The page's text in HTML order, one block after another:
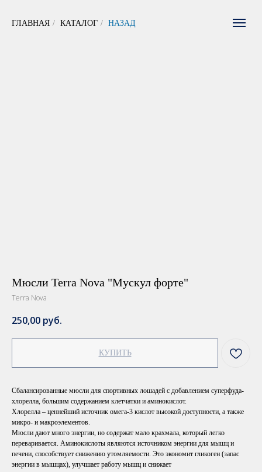
ГЛАВНАЯ / КАТАЛОГ / НАЗАД
Мюсли Terra Nova "Мускул форте"
Terra Nova
250,00 руб.
КУПИТЬ
Сбалансированные мюсли для спортивных лошадей с добавлением суперфуда-
хлорелла, большим содержанием клетчатки и аминокислот.
Хлорелла – ценнейший источник омега-3 кислот высокой доступности, а также
микро- и макроэлементов.
Мюсли дают много энергии, но содержат мало крахмала, который легко
переваривается. Аминокислоты являются источником энергии для мышц и
печени, способствует снижению утомляемости. Это экономит гликоген (запас
энергии в мышцах), улучшает работу мышц и снижает